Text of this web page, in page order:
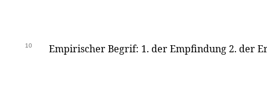
10 Empirischer Begrif: 1. der Empfindung 2. der